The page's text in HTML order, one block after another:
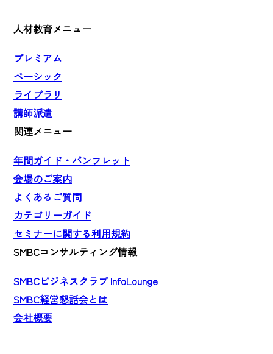
人材教育メニュー
プレミアム
ベーシック
ライブラリ
講師派遣
関連メニュー
年間ガイド・パンフレット
会場のご案内
よくあるご質問
カテゴリーガイド
セミナーに関する利用規約
SMBCコンサルティング情報
SMBCビジネスクラブ InfoLounge
SMBC経営懇話会とは
会社概要